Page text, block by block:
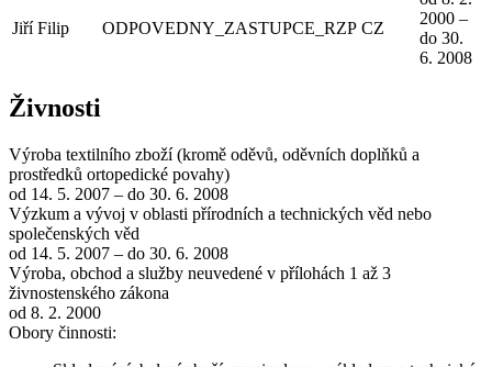
Jiří Filip ODPOVEDNY_ZASTUPCE_RZP CZ
2000 –
do 30.
6. 2008
Živnosti
Výroba textilního zboží (kromě oděvů, oděvních doplňků a
prostředků ortopedické povahy)
od 14. 5. 2007 – do 30. 6. 2008
Výzkum a vývoj v oblasti přírodních a technických věd nebo
společenských věd
od 14. 5. 2007 – do 30. 6. 2008
Výroba, obchod a služby neuvedené v přílohách 1 až 3
živnostenského zákona
od 8. 2. 2000
Obory činnosti: